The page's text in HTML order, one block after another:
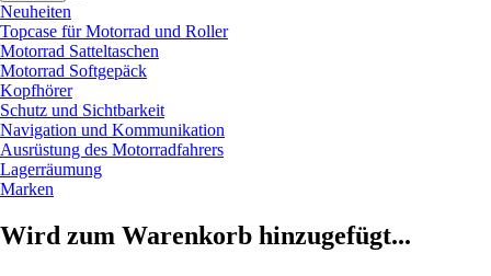
Neuheiten
Topcase für Motorrad und Roller
Motorrad Satteltaschen
Motorrad Softgepäck
Kopfhörer
Schutz und Sichtbarkeit
Navigation und Kommunikation
Ausrüstung des Motorradfahrers
Lagerräumung
Marken
Wird zum Warenkorb hinzugefügt...